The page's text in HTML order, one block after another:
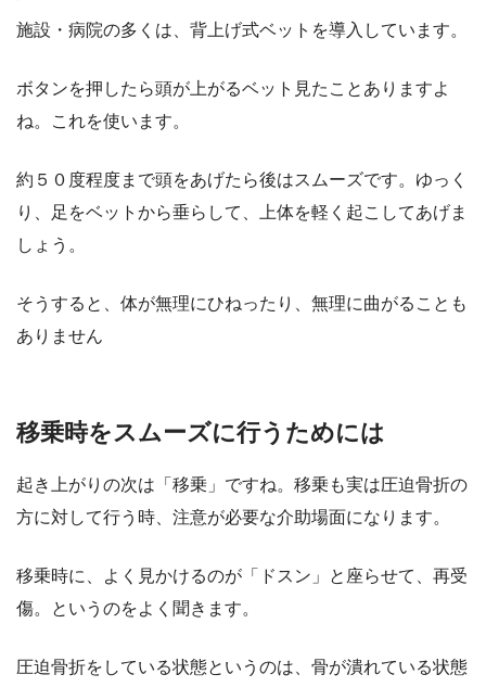
施設・病院の多くは、背上げ式ベットを導入しています。
ボタンを押したら頭が上がるベット見たことありますよ
ね。これを使います。
約５０度程度まで頭をあげたら後はスムーズです。ゆっく
り、足をベットから垂らして、上体を軽く起こしてあげま
しょう。
そうすると、体が無理にひねったり、無理に曲がることも
ありません
移乗時をスムーズに行うためには
起き上がりの次は「移乗」ですね。移乗も実は圧迫骨折の
方に対して行う時、注意が必要な介助場面になります。
移乗時に、よく見かけるのが「ドスン」と座らせて、再受
傷。というのをよく聞きます。
圧迫骨折をしている状態というのは、骨が潰れている状態